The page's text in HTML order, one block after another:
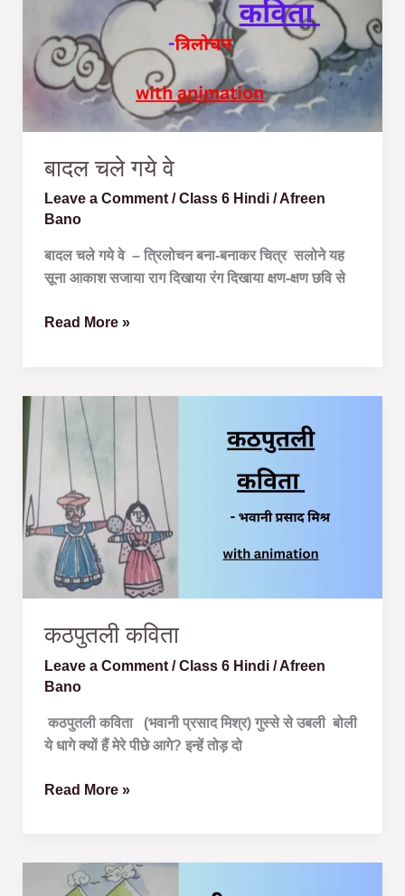
बादल चले गये वे
Leave a Comment /Class 6 Hindi/Afreen
Bano
बादल चले गये वे – त्रिलोचन बना-बनाकर चित्र सलोने यह
सूना आकाश सजाया राग दिखाया रंग दिखाया क्षण-क्षण छवि से
Read More »
कठपुतली कविता
Leave a Comment /Class 6 Hindi/Afreen
Bano
कठपुतली कविता (भवानी प्रसाद मिश्र) गुस्से से उबली बोली
ये धागे क्यों हैं मेरे पीछे आगे? इन्हें तोड़ दो
कठपुतली
कविता
Read More »
जीवन